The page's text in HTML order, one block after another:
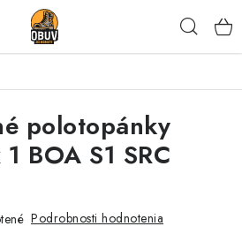
OBUV
polotopánky
BOA S1 SRC
Podrobnosti hodnotenia